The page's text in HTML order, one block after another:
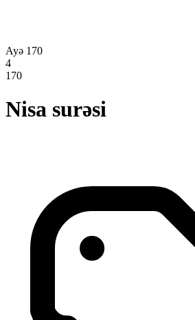
Ayə 170
4
170
Nisa surəsi